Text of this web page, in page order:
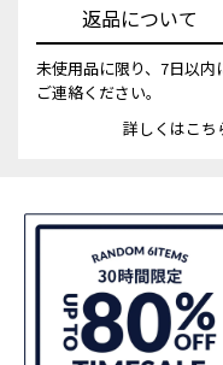
返品について
未使用品に限り、7日以内
ご連絡ください。
詳しくはこち